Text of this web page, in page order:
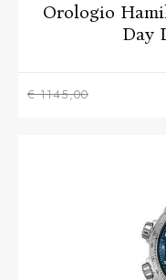
Orologio
Day
€ 1145,00